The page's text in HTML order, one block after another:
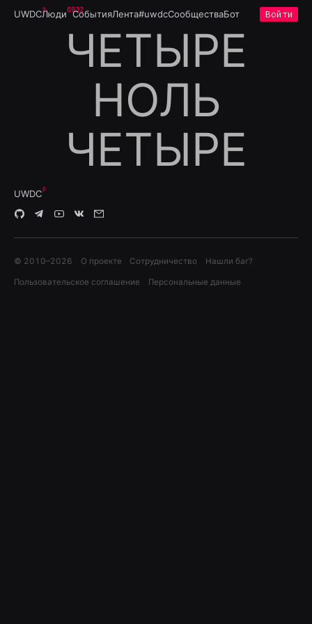
UWDCЛюди6932
СобытияЛента#uwdcСообществаБот Войти
UWDC
© 2010–2026 О проекте Сотрудничество Нашли баг?
Пользовательское соглашение Персональные данные